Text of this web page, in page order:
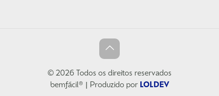
© 2026 Todos os direitos reservados
bemfácil® | Produzido por LOLDEV